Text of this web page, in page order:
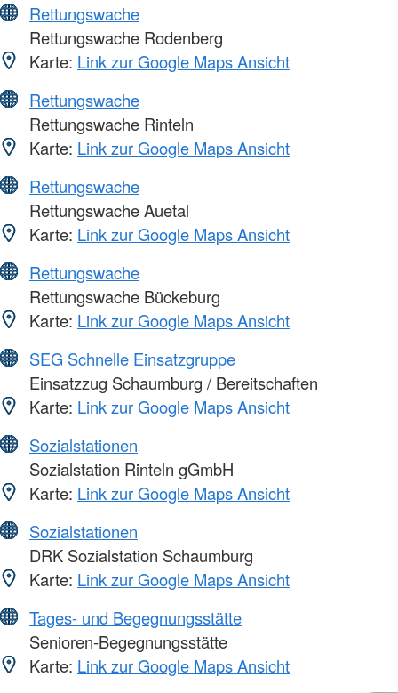
Rettungswache
Rettungswache Rodenberg
Karte: Link zur Google Maps Ansicht
Rettungswache
Rettungswache Rinteln
Karte: Link zur Google Maps Ansicht
Rettungswache
Rettungswache Auetal
Karte: Link zur Google Maps Ansicht
Rettungswache
Rettungswache Bückeburg
Karte: Link zur Google Maps Ansicht
SEG Schnelle Einsatzgruppe
Einsatzzug Schaumburg / Bereitschaften
Karte: Link zur Google Maps Ansicht
Sozialstationen
Sozialstation Rinteln gGmbH
Karte: Link zur Google Maps Ansicht
Sozialstationen
DRK Sozialstation Schaumburg
Karte: Link zur Google Maps Ansicht
Tages- und Begegnungsstätte
Senioren-Begegnungsstätte
Karte: Link zur Google Maps Ansicht